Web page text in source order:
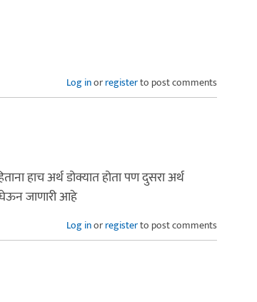
Log inorregisterto post comments
हाच अर्थ डोक्यात होता पण दुसरा अर्थ
जाणारी आहे
Log inorregisterto post comments